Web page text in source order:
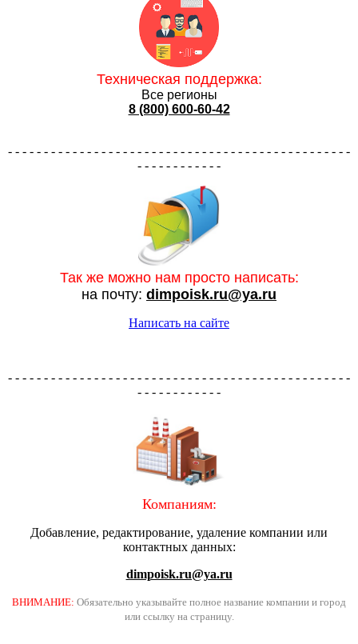
Техническая поддержка:
Все регионы
8 (800) 600-60-42
- - - - - - - - - - - - - - - - - - - - - - - - - - - - - - - - - - - - - - - - - - - - - - - -
- - - - - - - - - - - -
Так же можно нам просто написать:
на почту: dimpoisk.ru@ya.ru
Написать на сайте
- - - - - - - - - - - - - - - - - - - - - - - - - - - - - - - - - - - - - - - - - - - - - - - -
- - - - - - - - - - - -
Компаниям:
Добавление, редактирование, удаление компании или
контактных данных:
dimpoisk.ru@ya.ru
ВНИМАНИЕ: Обязательно указывайте полное название компании и город
или ссылку на страницу.